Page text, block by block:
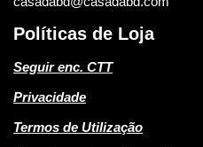
Políticas de Loja
Seguir enc. CTT
Privacidade
Termos de Utilização